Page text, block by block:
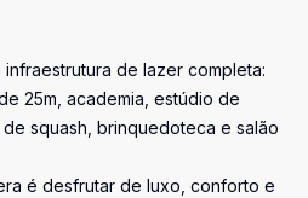
de lazer completa:
25m, academia, estúdio de
squash, brinquedoteca e salão
é desfrutar de luxo, conforto e